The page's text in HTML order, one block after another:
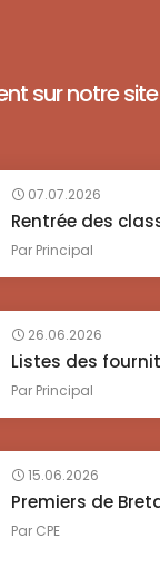
sur notre site
07.07.2026
Rentrée des
Par Principal
26.06.2026
Listes des
Par Principal
15.06.2026
Premiers de
Par CPE